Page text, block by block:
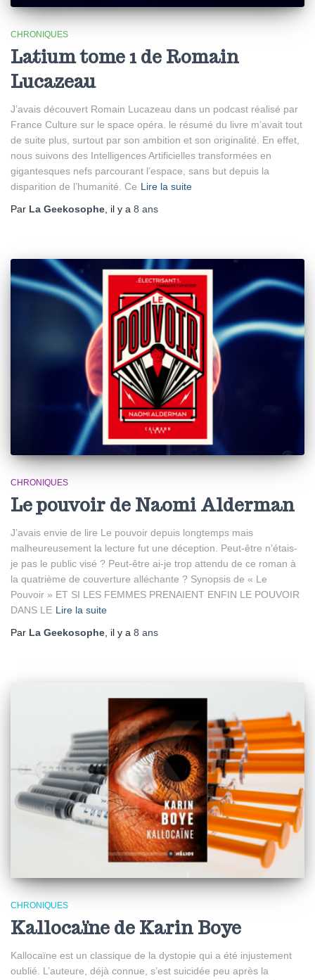
CHRONIQUES
Latium tome 1 de Romain
Lucazeau
J’avais découvert Romain Lucazeau dans un podcast réalisé par
France Culture sur le space opéra. le résumé du livre m’avait tout
de suite plus, surtout par son ambition et son originalité. En effet,
nous suivons des Intelligences Artificielles transformées en
gigantesques nefs parcourant l’espace, sans but depuis la
disparition de l’humanité. Ce Lire la suite
Par La Geekosophe , il y a 8 ans
CHRONIQUES
Le pouvoir de Naomi Alderman
J’avais envie de lire Le pouvoir depuis longtemps mais
malheureusement la lecture fut une déception. Peut-être n’étais-
je pas le public visé ? Peut-être ai-je trop attendu de ce roman à
la quatrième de couverture alléchante ? Synopsis de « Le
Pouvoir » ET SI LES FEMMES PRENAIENT ENFIN LE POUVOIR
DANS LE Lire la suite
Par La Geekosophe , il y a 8 ans
CHRONIQUES
Kallocaïne de Karin Boye
Kallocaïne est un classique de la dystopie qui a été injustement
oublié. L’auteure, déjà connue, s’est suicidée peu après la